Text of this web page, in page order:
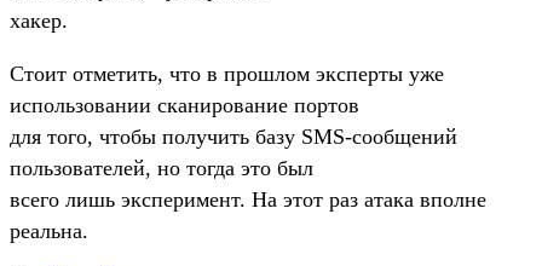
хакер.
Стоит отметить, что в прошлом эксперты уже
использовании сканирование портов
для того, чтобы получить базу SMS-сообщений
пользователей, но тогда это был
всего лишь эксперимент. На этот раз атака вполне
реальна.